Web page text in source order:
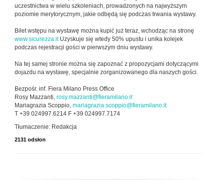
uczestnictwa w wielu szkoleniach, prowadzonych na najwyższym
poziomie merytorycznym, jakie odbędą się podczas trwania wystawy.
Bilet wstępu na wystawę można kupić już teraz, wchodząc na stronę
www.sicurezza.itUzyskuje się wtedy 50% upustu i unika kolejek
podczas rejestracji gości w pierwszym dniu wystawy.
Na tej samej stronie można się zapoznać z propozycjami dotyczącymi
dojazdu na wystawę, specjalnie zorganizowanego dla naszych gości.
Bezpośr. inf. Fiera Milano Press Office
Rosy Mazzanti, rosy.mazzanti@fieramilano.it
Mariagrazia Scoppio, mariagrazia.scoppio@fieramilano.it
T +39 024997.6214 F +39 024997.7174
Tłumaczenie: Redakcja
2131 odsłon